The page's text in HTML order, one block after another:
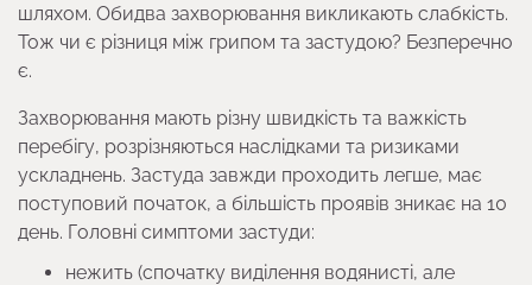
шляхом. Обидва захворювання викликають слабкість.
Тож чи є різниця між грипом та застудою? Безперечно
є.
Захворювання мають різну швидкість та важкість
перебігу, розрізняються наслідками та ризиками
ускладнень. Застуда завжди проходить легше, має
поступовий початок, а більшість проявів зникає на 10
день. Головні симптоми застуди:
нежить (спочатку виділення водянисті, але